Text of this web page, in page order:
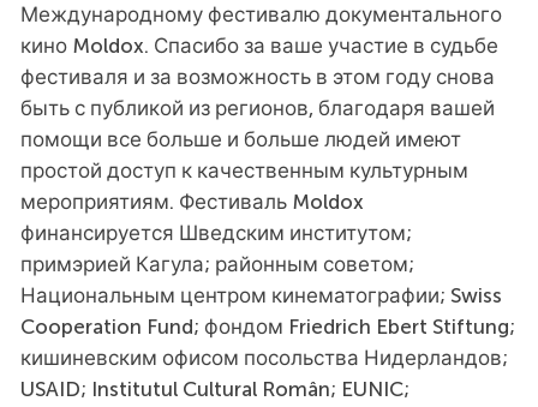
Международному фестивалю документального
кино Moldox. Спасибо за ваше участие в судьбе
фестиваля и за возможность в этом году снова
быть с публикой из регионов, благодаря вашей
помощи все больше и больше людей имеют
простой доступ к качественным культурным
мероприятиям. Фестиваль Moldox
финансируется Шведским институтом;
примэрией Кагула; районным советом;
Национальным центром кинематографии; Swiss
Cooperation Fund; фондом Friedrich Ebert Stiftung;
кишиневским офисом посольства Нидерландов;
USAID; Institutul Cultural Român; EUNIC;